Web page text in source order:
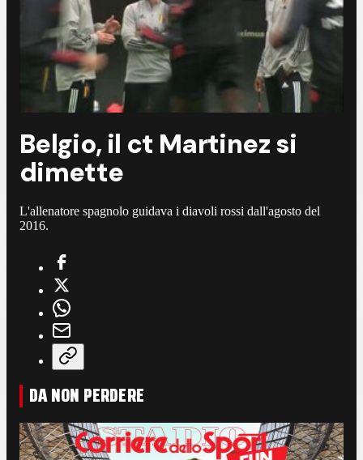
Belgio, il ct Martinez si
dimette
L'allenatore spagnolo guidava i diavoli rossi dall'agosto del
2016.
DA NON PERDERE